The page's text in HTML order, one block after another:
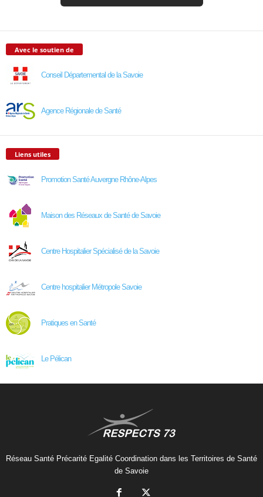
Avec le soutien de
Conseil Départemental de la Savoie
Agence Régionale de Santé
Liens utiles
Promotion Santé Auvergne Rhône-Alpes
Maison des Réseaux de Santé de Savoie
Centre Hospitalier Spécialisé de la Savoie
Centre hospitalier Métropole Savoie
Pratiques en Santé
Le Pélican
Réseau Santé Précarité Egalité Coordination dans les Territoires de Santé
de Savoie